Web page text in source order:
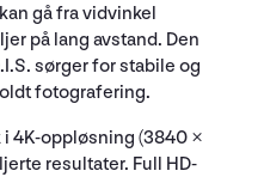
gå fra vidvinkel
på lang avstand. Den
sørger for stabile og
fotografering.
4K-oppløsning (3840 ×
resultater. Full HD-